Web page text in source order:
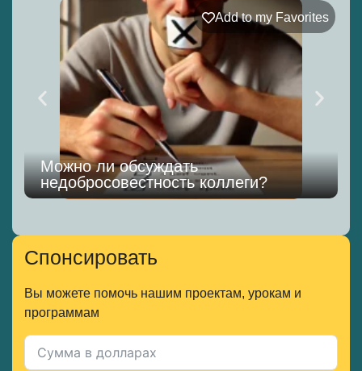
Add to my Favorites
Можно ли обсуждать
недобросовестность коллеги?
Спонсировать
Вы можете помочь нашим проектам, урокам и
программам